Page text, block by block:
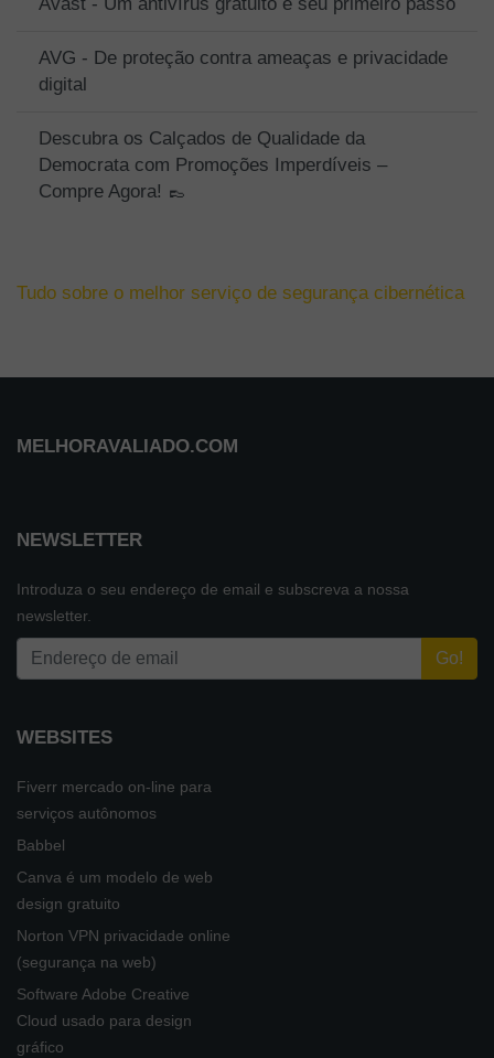
Avast - Um antivírus gratuito é seu primeiro passo
AVG - De proteção contra ameaças e privacidade
digital
Descubra os Calçados de Qualidade da
Democrata com Promoções Imperdíveis –
Compre Agora! 👞
Tudo sobre o melhor serviço de segurança cibernética
MELHORAVALIADO.COM
NEWSLETTER
Introduza o seu endereço de email e subscreva a nossa
newsletter.
WEBSITES
Fiverr mercado on-line para
serviços autônomos
Babbel
Canva é um modelo de web
design gratuito
Norton VPN privacidade online
(segurança na web)
Software Adobe Creative
Cloud usado para design
gráfico